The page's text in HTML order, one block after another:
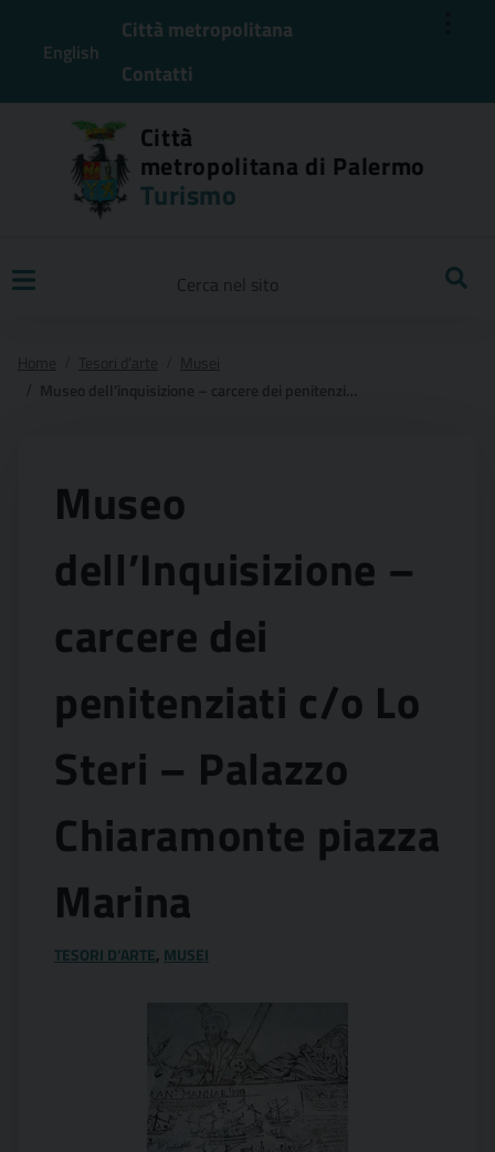
English
Città metropolitana
Contatti
Città
metropolitana di Palermo
Turismo
Museo
dell’Inquisizione –
carcere dei
penitenziati c/o Lo
Steri – Palazzo
Chiaramonte piazza
Marina
TESORI D'ARTE, MUSEI